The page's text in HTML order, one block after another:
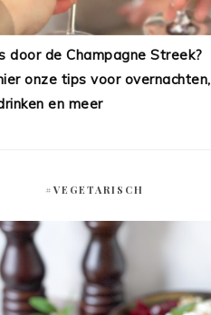
door de Champagne Streek?
onze tips voor overnachten,
en meer
#VEGETARISCH